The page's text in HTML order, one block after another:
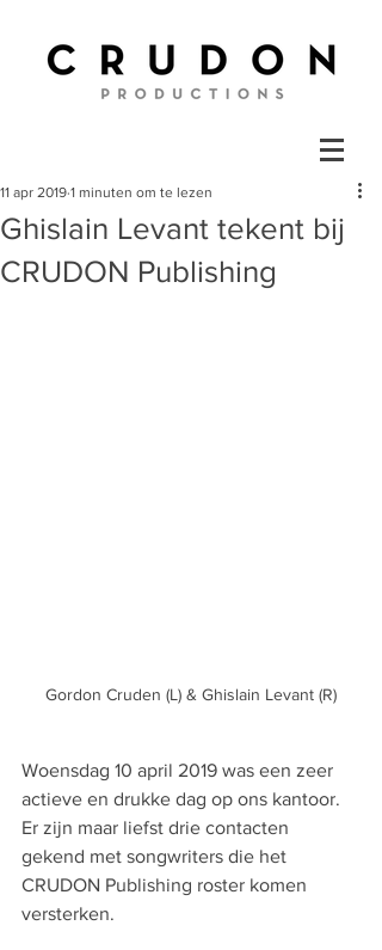
Ghislain Levant tekent bij
CRUDON Publishing
11 apr 2019 1 minuten om te lezen
Gordon Cruden (L) & Ghislain Levant (R)
Woensdag 10 april 2019 was een zeer
actieve en drukke dag op ons kantoor.
Er zijn maar liefst drie contacten
gekend met songwriters die het
CRUDON Publishing roster komen
versterken.